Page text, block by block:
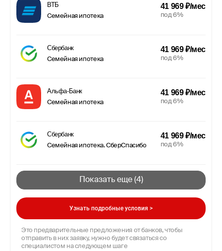
ВТБ
Семейная ипотека
41 969 ₽/мес
под 6%
Сбербанк
Семейная ипотека
41 969 ₽/мес
под 6%
Альфа-Банк
Семейная ипотека
41 969 ₽/мес
под 6%
Сбербанк
Семейная ипотека. СберСпасибо
41 969 ₽/мес
под 6%
Показать еще (4)
Узнать подробные условия >
Это предварительные предложения от банков, чтобы
отправить в них заявку, нужно будет связаться со
специалистом на следующем шаге